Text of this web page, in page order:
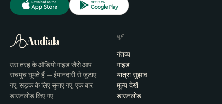
Audiala
उस तरह के ऑडियो गाइड जैसे आप
सचमुच घूमते हैं — ईमानदारी से जुटाए
गए, सड़क के लिए सुनाए गए, एक बार
डाउनलोड किए गए।
घूमें
गंतव्य
गाइड
यात्रा सुझाव
मूल्य देखें
डाउनलोड